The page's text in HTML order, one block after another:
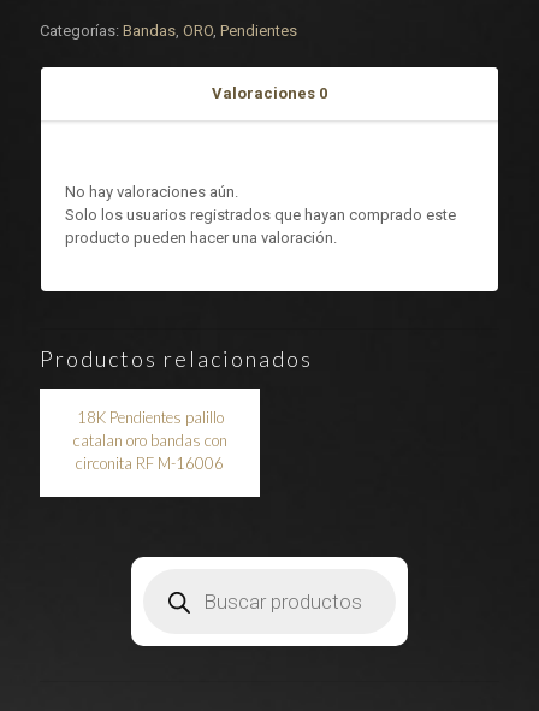
Categorías: Bandas, ORO, Pendientes
Valoraciones 0
No hay valoraciones aún.
Solo los usuarios registrados que hayan comprado este
producto pueden hacer una valoración.
Productos relacionados
18K Pendientes palillo
catalan oro bandas con
circonita RF M-16006